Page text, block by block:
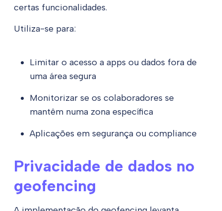
certas funcionalidades.
Utiliza-se para:
Limitar o acesso a apps ou dados fora de
uma área segura
Monitorizar se os colaboradores se
mantêm numa zona específica
Aplicações em segurança ou compliance
Privacidade de dados no
geofencing